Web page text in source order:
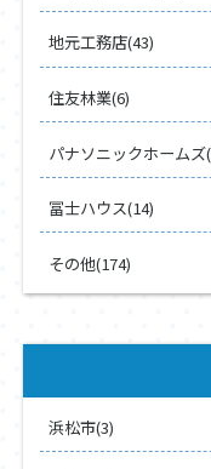
地元工務店(43)
住友林業(6)
パナソニックホームズ
冨士ハウス(14)
その他(174)
浜松市(3)